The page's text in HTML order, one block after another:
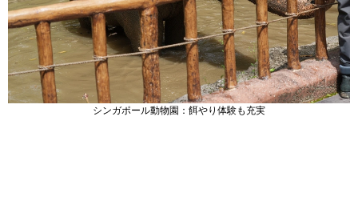
シンガポール動物園：餌やり体験も充実